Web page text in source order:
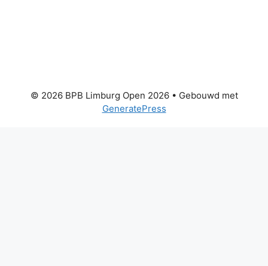
© 2026 BPB Limburg Open 2026• Gebouwd met
GeneratePress